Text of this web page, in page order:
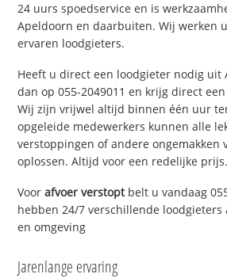
24 uurs spoedservice en is
Apeldoorn en daarbuiten. Wij werken
ervaren loodgieters.
Heeft u direct een loodgieter nodig uit
dan op 055-2049011 en krijg direct
Wij zijn vrijwel altijd binnen één uur
opgeleide medewerkers kunnen alle
verstoppingen of andere ongemakken
oplossen. Altijd voor een redelijke prijs.
Voorafvoer verstoptbelt u vandaag
hebben 24/7 verschillende
en omgeving
Jarenlange ervaring